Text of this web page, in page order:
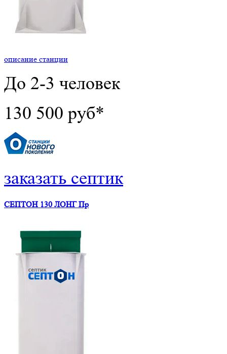
описание станции
До 2-3 человек
130 500 руб*
заказать септик
СЕПТОН 130 ЛОНГ Пр